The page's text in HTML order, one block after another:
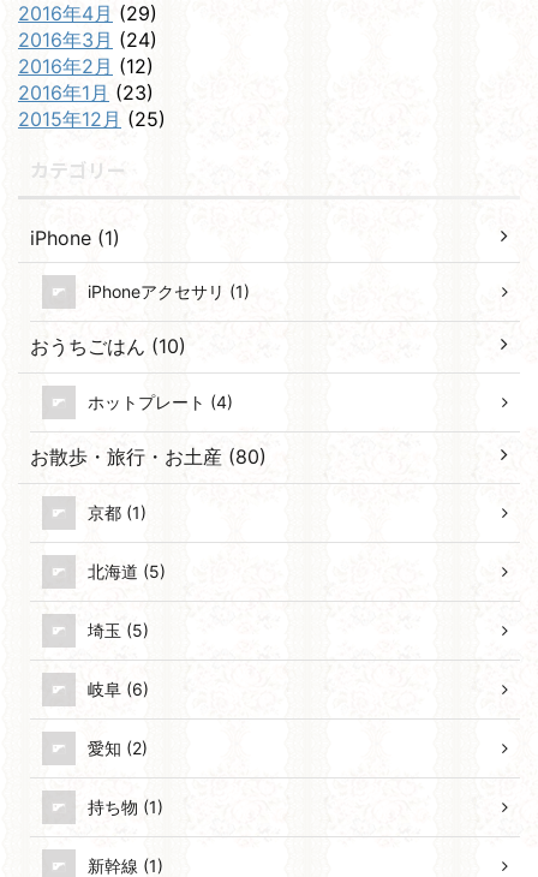
2016年4月 (29)
2016年3月 (24)
2016年2月 (12)
2016年1月 (23)
2015年12月 (25)
カテゴリー
iPhone (1)
iPhoneアクセサリ (1)
おうちごはん (10)
ホットプレート (4)
お散歩・旅行・お土産 (80)
京都 (1)
北海道 (5)
埼玉 (5)
岐阜 (6)
愛知 (2)
持ち物 (1)
新幹線 (1)